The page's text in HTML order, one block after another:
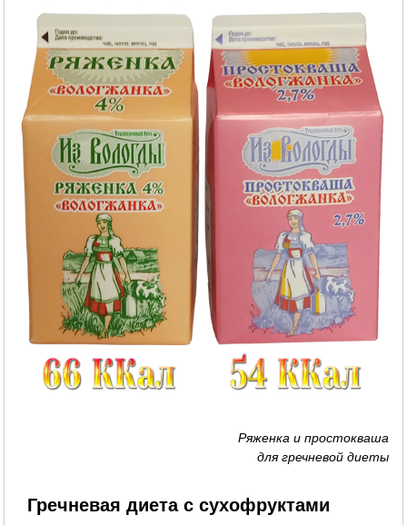
Ряженка и простокваша
для гречневой диеты
Гречневая диета с сухофруктами